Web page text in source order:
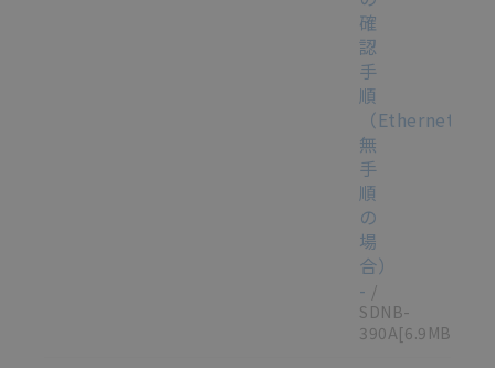
確
認
手
順
（Ethernet
無
手
順
の
場
合）
- /
SDNB-
390A[6.9MB]